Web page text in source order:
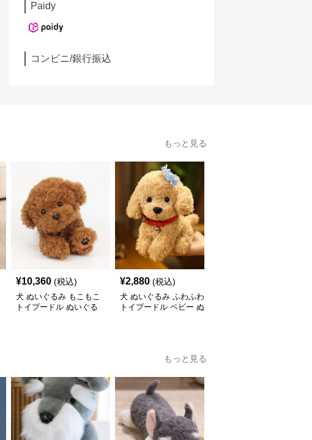
Paidy
コンビニ/銀行振込
もっと見る
¥10,360 (税込)
犬 ぬいぐるみ もこもこ
トイプードル ぬいぐる
¥2,880 (税込)
犬 ぬいぐるみ ふわふわ
トイプードル ベビー ぬ
もっと見る